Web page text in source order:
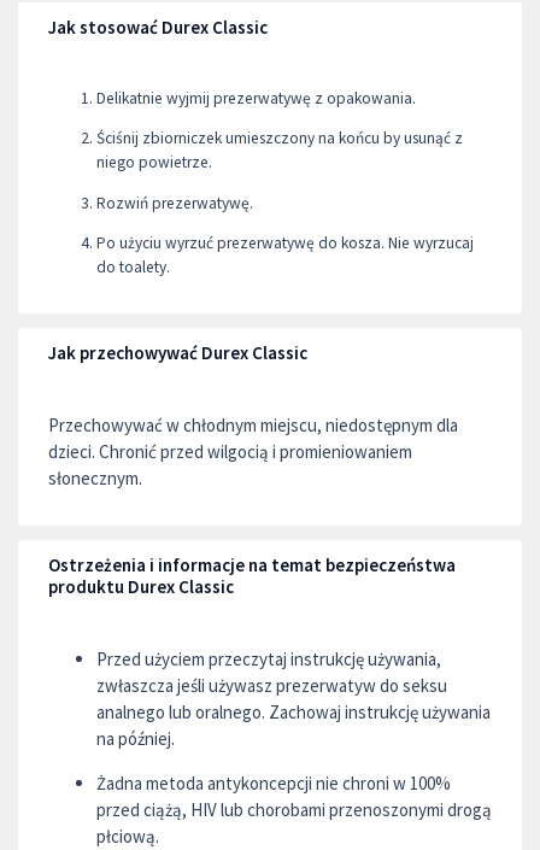
Jak stosować Durex Classic
Delikatnie wyjmij prezerwatywę z opakowania.
Ściśnij zbiorniczek umieszczony na końcu by usunąć z
niego powietrze.
Rozwiń prezerwatywę.
Po użyciu wyrzuć prezerwatywę do kosza. Nie wyrzucaj
do toalety.
Jak przechowywać Durex Classic
Przechowywać w chłodnym miejscu, niedostępnym dla
dzieci. Chronić przed wilgocią i promieniowaniem
słonecznym.
Ostrzeżenia i informacje na temat bezpieczeństwa
produktu Durex Classic
Przed użyciem przeczytaj instrukcję używania,
zwłaszcza jeśli używasz prezerwatyw do seksu
analnego lub oralnego. Zachowaj instrukcję używania
na później.
Żadna metoda antykoncepcji nie chroni w 100%
przed ciążą, HIV lub chorobami przenoszonymi drogą
płciową.